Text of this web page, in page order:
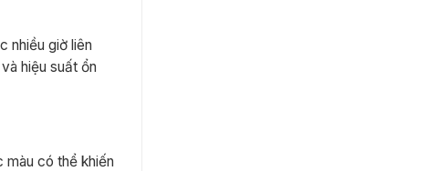
nhiều giờ liên
hiệu suất ổn
màu có thể khiến